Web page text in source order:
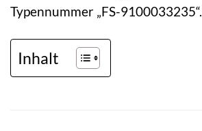
Typennummer „FS-9100033235“.
Inhalt